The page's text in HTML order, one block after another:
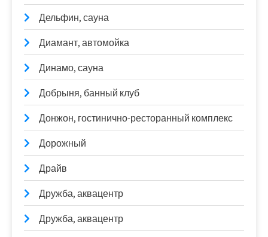
Дельфин, сауна
Диамант, автомойка
Динамо, сауна
Добрыня, банный клуб
Донжон, гостинично-ресторанный комплекс
Дорожный
Драйв
Дружба, аквацентр
Дружба, аквацентр